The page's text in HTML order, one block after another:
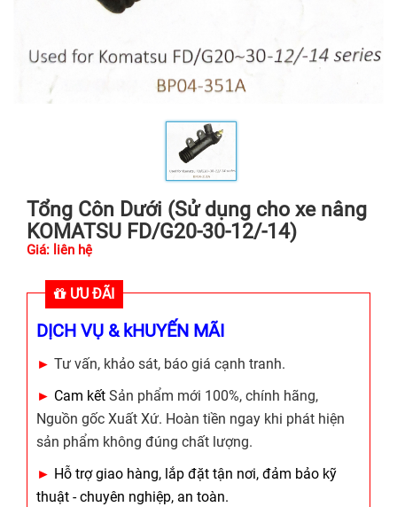
Tổng Côn Dưới (Sử dụng cho xe nâng
KOMATSU FD/G20-30-12/-14)
Giá: liên hệ
ƯU ĐÃI
DỊCH VỤ & kHUYẾN MÃI
► Tư vấn, khảo sát, báo giá cạnh tranh.
► Cam kết Sản phẩm mới 100%, chính hãng,
Nguồn gốc Xuất Xứ. Hoàn tiền ngay khi phát hiện
sản phẩm không đúng chất lượng.
► Hỗ trợ giao hàng, lắp đặt tận nơi, đảm bảo kỹ
thuật - chuyên nghiệp, an toàn.